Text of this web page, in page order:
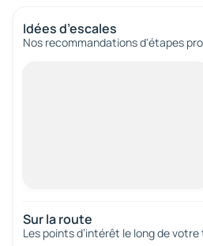
Idées d’escales
Nos recommandations d'étapes
Sur la route
Les points d’intérêt le long de